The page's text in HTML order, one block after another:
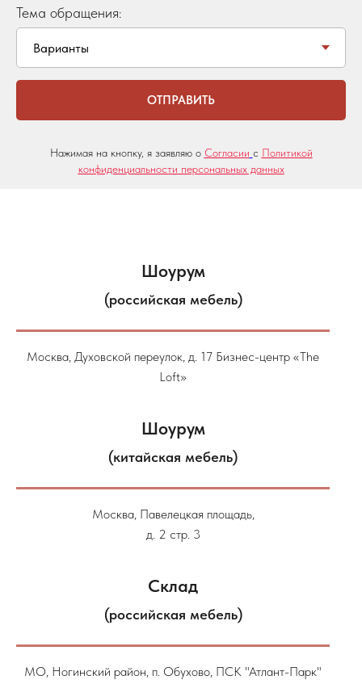
Тема обращения:
ОТПРАВИТЬ
Нажимая на кнопку, я заявляю о Согласии с Политикой
конфиденциальности персональных данных
Шоурум
(российская мебель)
Москва, Духовской переулок, д. 17 Бизнес-центр «The
Loft»
Шоурум
(китайская мебель)
Москва, Павелецкая площадь,
д. 2 стр. 3
Склад
(российская мебель)
МО, Ногинский район, п. Обухово, ПСК "Атлант-Парк"